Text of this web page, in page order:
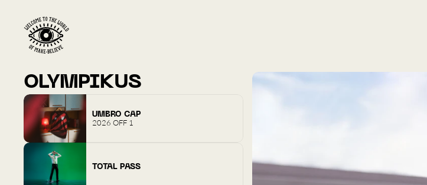
OLYMPIKUS
UMBRO CAP
2026 OFF 1
TOTAL PASS